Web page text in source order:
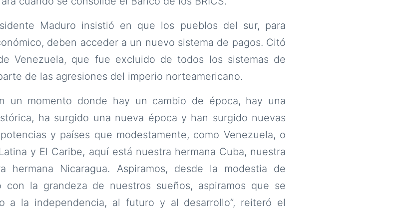
Maduro insistió en que los pueblos del sur, para
deben acceder a un nuevo sistema de pagos. Citó
Venezuela, que fue excluido de todos los sistemas de
de las agresiones del imperio norteamericano.
un momento donde hay un cambio de época, hay una
ha surgido una nueva época y han surgido nuevas
y países que modestamente, como Venezuela, o
y El Caribe, aquí está nuestra hermana Cuba, nuestra
hermana Nicaragua. Aspiramos, desde la modestia de
con la grandeza de nuestros sueños, aspiramos que se
a la independencia, al futuro y al desarrollo”, reiteró el